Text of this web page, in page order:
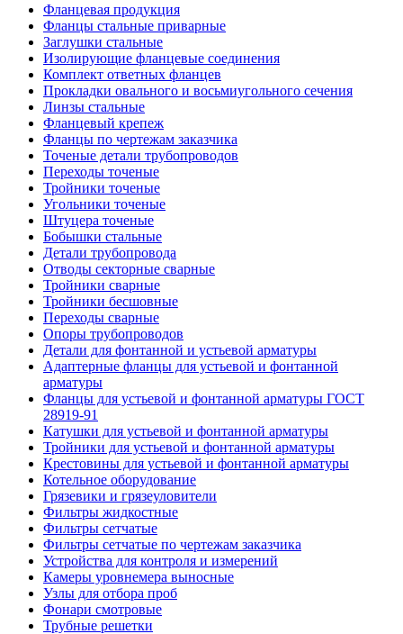
Фланцевая продукция
Фланцы стальные приварные
Заглушки стальные
Изолирующие фланцевые соединения
Комплект ответных фланцев
Прокладки овального и восьмиугольного сечения
Линзы стальные
Фланцевый крепеж
Фланцы по чертежам заказчика
Точеные детали трубопроводов
Переходы точеные
Тройники точеные
Угольники точеные
Штуцера точеные
Бобышки стальные
Детали трубопровода
Отводы секторные сварные
Тройники сварные
Тройники бесшовные
Переходы сварные
Опоры трубопроводов
Детали для фонтанной и устьевой арматуры
Адаптерные фланцы для устьевой и фонтанной
арматуры
Фланцы для устьевой и фонтанной арматуры ГОСТ
28919-91
Катушки для устьевой и фонтанной арматуры
Тройники для устьевой и фонтанной арматуры
Крестовины для устьевой и фонтанной арматуры
Котельное оборудование
Грязевики и грязеуловители
Фильтры жидкостные
Фильтры сетчатые
Фильтры сетчатые по чертежам заказчика
Устройства для контроля и измерений
Камеры уровнемера выносные
Узлы для отбора проб
Фонари смотровые
Трубные решетки